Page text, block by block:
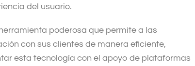
del usuario.
poderosa que permite a las
con sus clientes de manera eficiente,
esta tecnología con el apoyo de plataformas